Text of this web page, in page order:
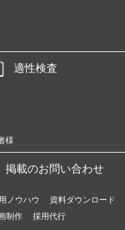
適性検査
様
掲載のお問い合わせ
ノウハウ 資料ダウンロード
制作
採用代行